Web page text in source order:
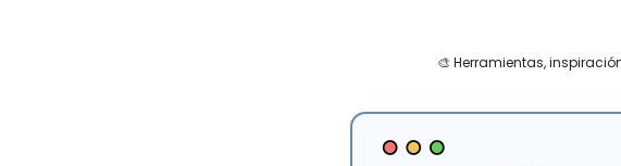
🎨 Herramientas,